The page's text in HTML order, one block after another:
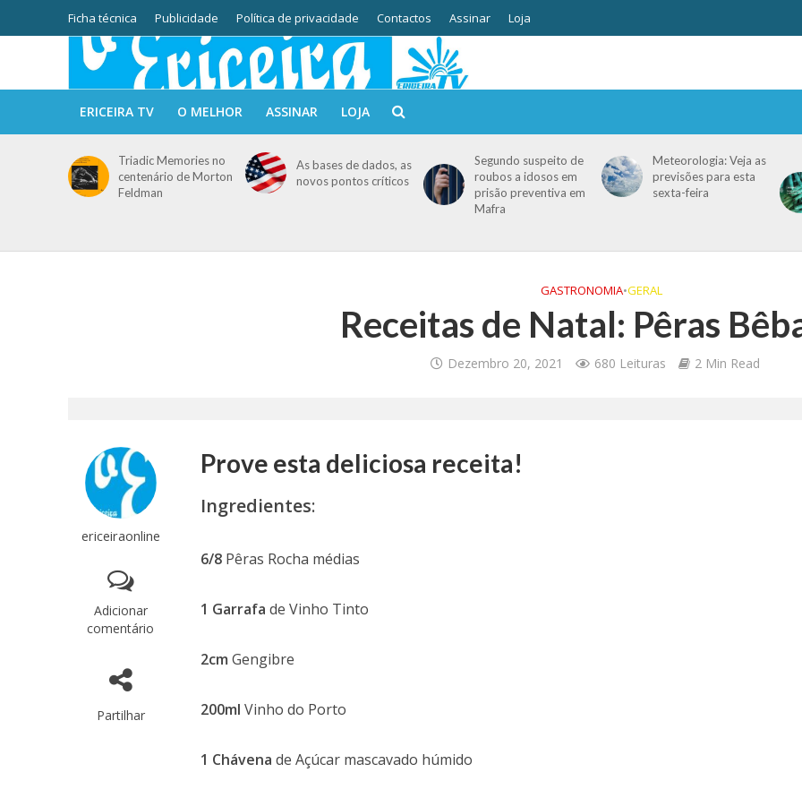
Ficha técnica Publicidade Política de privacidade Contactos Assinar Loja
ERICEIRA TV O MELHOR ASSINAR LOJA
Triadic Memories no
centenário de Morton
Feldman
As bases de dados, as
novos pontos críticos
Segundo suspeito de
roubos a idosos em
prisão preventiva em
Mafra
Meteorologia: Veja as
previsões para esta
sexta-feira
GASTRONOMIA•GERAL
Receitas de Natal: Pêras
Dezembro 20, 2021 680 Leituras 2 Min Read
ericeiraonline
Adicionar
comentário
Partilhar
Prove esta deliciosa receita!
Ingredientes:
6/8 Pêras Rocha médias
1 Garrafa de Vinho Tinto
2cm Gengibre
200ml Vinho do Porto
1 Chávena de Açúcar mascavado húmido